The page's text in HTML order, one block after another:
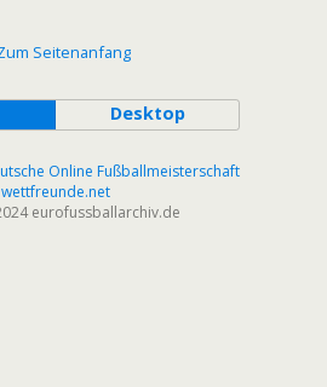
Seitenanfang
Desktop
Online Fußballmeisterschaft
wettfreunde.net
eurofussballarchiv.de